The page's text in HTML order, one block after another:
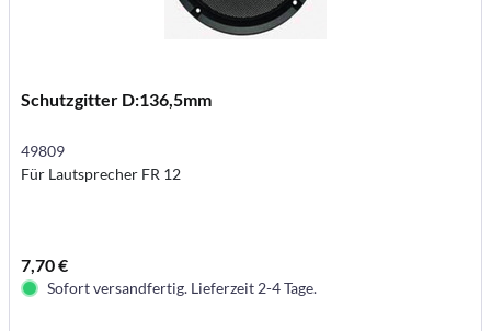
Schutzgitter D:136,5mm
49809
Für Lautsprecher FR 12
7,70 €
Sofort versandfertig. Lieferzeit 2-4 Tage.